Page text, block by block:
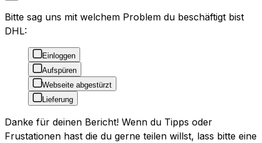
Bitte sag uns mit welchem Problem du beschäftigt bist
DHL:
Einloggen
Aufspüren
Webseite abgestürzt
Lieferung
Danke für deinen Bericht! Wenn du Tipps oder
Frustationen hast die du gerne teilen willst, lass bitte eine